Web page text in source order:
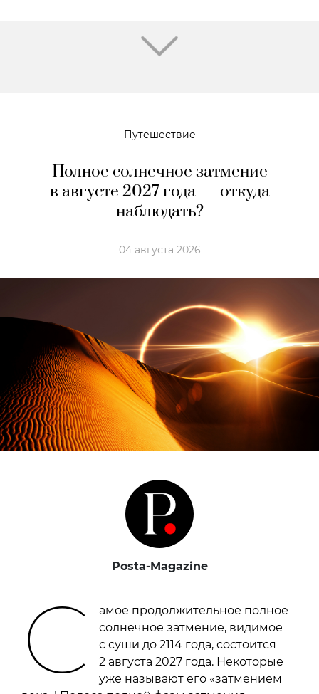
Путешествие
Полное солнечное затмение
в августе 2027 года — откуда
наблюдать?
04 августа 2026
Posta-Magazine
С
амое продолжительное полное
солнечное затмение, видимое
с суши до 2114 года, состоится
2 августа 2027 года. Некоторые
уже называют его «затмением